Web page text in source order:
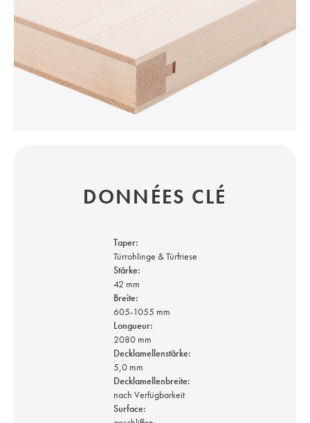
DONNÉES CLÉ
Taper:
Türrohlinge & Türfriese
Stärke:
42 mm
Breite:
605-1055 mm
Longueur:
2080 mm
Decklamellenstärke:
5,0 mm
Decklamellenbreite:
nach Verfügbarkeit
Surface: